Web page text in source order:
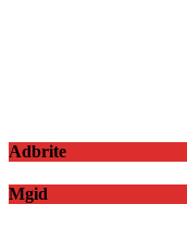
Adbrite
Mgid